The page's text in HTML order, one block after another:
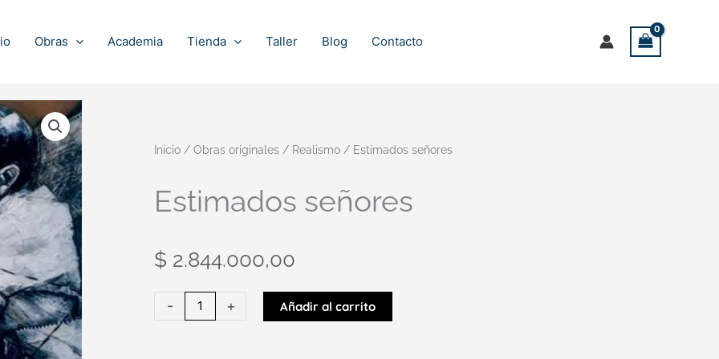
Obras Academia Tienda Taller Blog Contacto
Inicio / Obras originales / Realismo / Estimados señores
Estimados señores
$ 2.844.000,00
-
Estimados
señores
+ Añadir al carrito